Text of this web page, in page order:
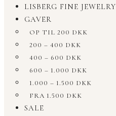
LISBERG FINE JEWELRY
GAVER
OP TIL 200 DKK
200 – 400 DKK
400 – 600 DKK
600 – 1.000 DKK
1.000 – 1.500 DKK
FRA 1.500 DKK
SALE